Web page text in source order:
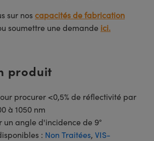
sur nos capacités de fabrication
soumettre une demande ici.
produit
procurer <0,5% de réflectivité par
à 1050 nm
un angle d'incidence de 9°
: Non Traitées, VIS-